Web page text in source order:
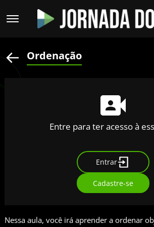
Ordenação
Entre para ter acesso à
Entrar
Cadastre-se
Nessa aula, você irá aprender a ordenar